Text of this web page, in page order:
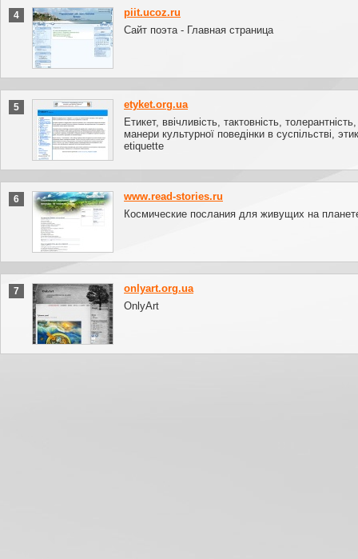
4
piit.ucoz.ru
Сайт поэта - Главная страница
5
etyket.org.ua
Етикет, ввічливість, тактовність,
манери культурної поведінки в суспільстві,
etiquette
6
www.read-stories.ru
Космические послания для живущих на
7
onlyart.org.ua
OnlyArt